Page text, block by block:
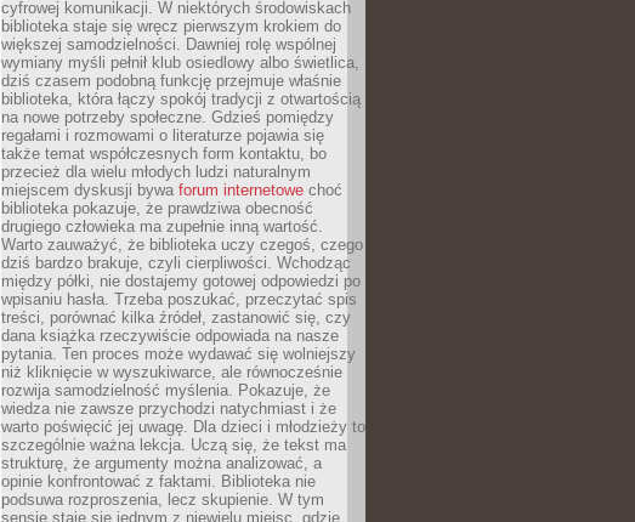
cyfrowej komunikacji. W niektórych środowiskach
biblioteka staje się wręcz pierwszym krokiem do
większej samodzielności. Dawniej rolę wspólnej
wymiany myśli pełnił klub osiedlowy albo świetlica,
dziś czasem podobną funkcję przejmuje właśnie
biblioteka, która łączy spokój tradycji z otwartością
na nowe potrzeby społeczne. Gdzieś pomiędzy
regałami i rozmowami o literaturze pojawia się
także temat współczesnych form kontaktu, bo
przecież dla wielu młodych ludzi naturalnym
miejscem dyskusji bywa forum internetowe choć
biblioteka pokazuje, że prawdziwa obecność
drugiego człowieka ma zupełnie inną wartość.
Warto zauważyć, że biblioteka uczy czegoś, czego
dziś bardzo brakuje, czyli cierpliwości. Wchodząc
między półki, nie dostajemy gotowej odpowiedzi po
wpisaniu hasła. Trzeba poszukać, przeczytać spis
treści, porównać kilka źródeł, zastanowić się, czy
dana książka rzeczywiście odpowiada na nasze
pytania. Ten proces może wydawać się wolniejszy
niż kliknięcie w wyszukiwarce, ale równocześnie
rozwija samodzielność myślenia. Pokazuje, że
wiedza nie zawsze przychodzi natychmiast i że
warto poświęcić jej uwagę. Dla dzieci i młodzieży to
szczególnie ważna lekcja. Uczą się, że tekst ma
strukturę, że argumenty można analizować, a
opinie konfrontować z faktami. Biblioteka nie
podsuwa rozproszenia, lecz skupienie. W tym
sensie staje się jednym z niewielu miejsc, gdzie